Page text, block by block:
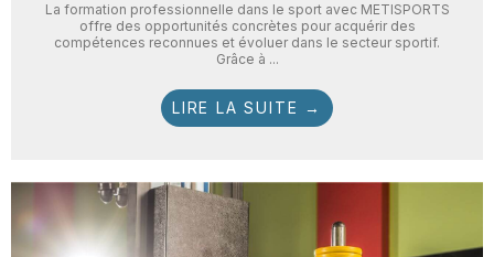
La formation professionnelle dans le sport avec METISPORTS
offre des opportunités concrètes pour acquérir des
compétences reconnues et évoluer dans le secteur sportif.
Grâce à ...
LIRE LA SUITE →